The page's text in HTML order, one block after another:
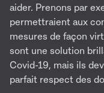
aider. Prenons par
permettraient aux
mesures de façon
sont une solution
Covid-19, mais ils
parfait respect des